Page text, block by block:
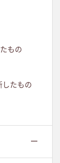
もの
したもの